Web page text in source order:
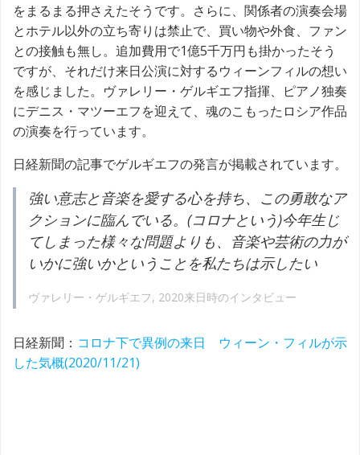
をまるまる押さえたそうです。さらに、関係者の演奏会場
とホテル以外の立ち寄りは禁止で、買い物や外食、ファン
との接触も無し。追加費用で1億5千万円も掛かったそう
ですが、それだけ来日公演に対するウィーンフィルの想い
を感じました。ヴァレリー・ゲルギエフ指揮、ピアノ独奏
にデニス・マツーエフを迎えて、魂のこもったロシア作品
の演奏を行っています。
日経新聞の記事でゲルギエフの発言が掲載されています。
強い意志と音楽を愛する心を持ち、この勇敢なア
クションに臨んでいる。(コロナという)今年生じ
てしまった様々な問題よりも、音楽や芸術の力が
いかに強いかということを私たちは示したい
ヴァレリー・ゲルギエフ, 2020来日時のインタビュー
日経新聞： コロナ下で異例の来日 ウィーン・フィルが示
した気概(2020/11/21)